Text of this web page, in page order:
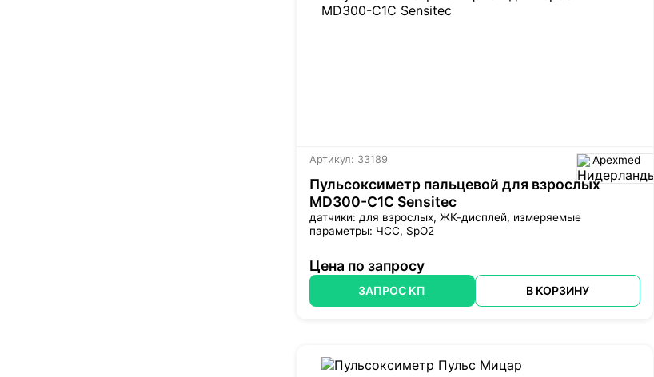
Артикул: 33189 Apexmed
Пульсоксиметр пальцевой для взрослых
MD300-С1С Sensitec
датчики: для взрослых, ЖК-дисплей, измеряемые
параметры: ЧСС, SpO2
Цена по запросу
ЗАПРОС КП В КОРЗИНУ